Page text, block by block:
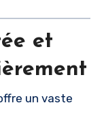
et
un vaste